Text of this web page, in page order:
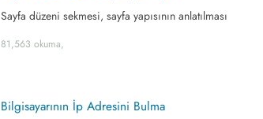
Sayfa düzeni sekmesi, sayfa yapısının anlatılması
81,563 okuma,
Bilgisayarının İp Adresini Bulma